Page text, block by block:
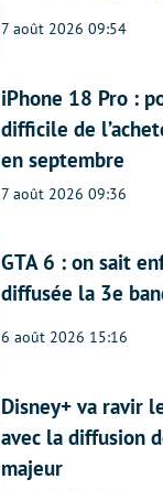
7 août 2026 09:54
iPhone 18 Pro :
difficile de
en septembre
7 août 2026 09:36
GTA 6 : on sait
diffusée la 3e
6 août 2026 15:16
Disney+ va ravir
avec la diffusion
majeur